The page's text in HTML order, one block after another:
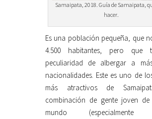
Samaipata, 2018. Guía de Samaipata,
hacer.
Es una población pequeña, que
4.500 habitantes, pero que
peculiaridad de albergar a
nacionalidades. Este es uno de
más atractivos de
combinación de gente joven
mundo (especialmente